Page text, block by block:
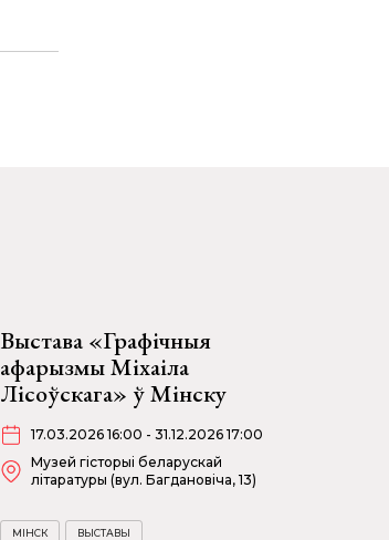
Выстава «Графічныя
афарызмы Міхаіла
Лісоўскага» ў Мінску
17.03.2026 16:00 - 31.12.2026 17:00
Музей гісторыі беларускай
літаратуры (вул. Багдановіча, 13)
МІНСК ВЫСТАВЫ